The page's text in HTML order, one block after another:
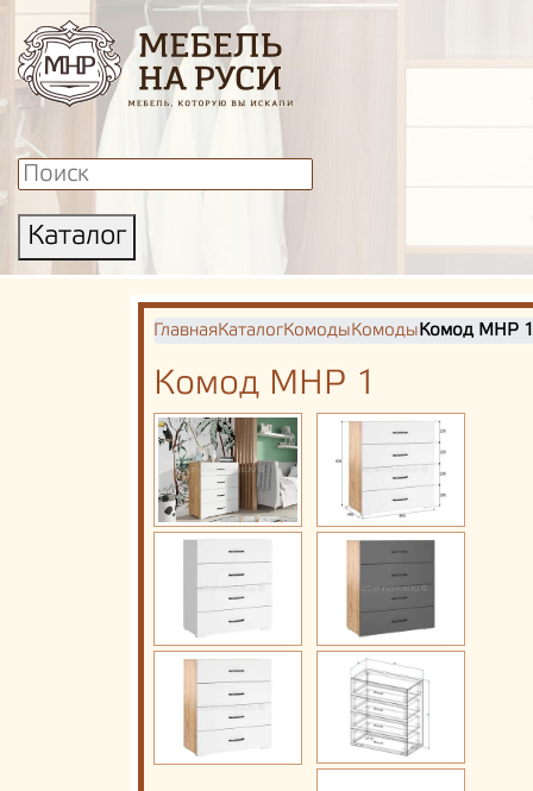
Каталог
ГлавнаяКаталогКомодыКомодыКомод МНР 1
Комод МНР 1